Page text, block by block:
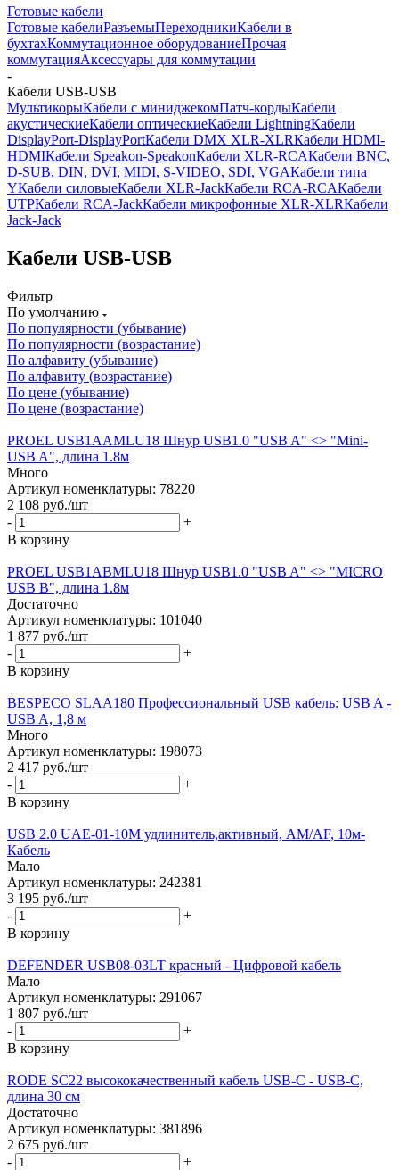
Готовые кабели
Готовые кабелиРазъемыПереходникиКабели в
бухтахКоммутационное оборудованиеПрочая
коммутацияАксессуары для коммутации
-
Кабели USB-USB
МультикорыКабели с миниджекомПатч-кордыКабели
акустическиеКабели оптическиеКабели LightningКабели
DisplayPort-DisplayPortКабели DMX XLR-XLRКабели HDMI-
HDMIКабели Speakon-SpeakonКабели XLR-RCAКабели BNC,
D-SUB, DIN, DVI, MIDI, S-VIDEO, SDI, VGAКабели типа
YКабели силовыеКабели XLR-JackКабели RCA-RCAКабели
UTPКабели RCA-JackКабели микрофонные XLR-XLRКабели
Jack-Jack
Кабели USB-USB
Фильтр
По умолчанию
По популярности (убывание)
По популярности (возрастание)
По алфавиту (убывание)
По алфавиту (возрастание)
По цене (убывание)
По цене (возрастание)
PROEL USB1AAMLU18 Шнур USB1.0 "USB A" <> "Mini-
USB A", длина 1.8м
Много
Артикул номенклатуры: 78220
2 108 руб./шт
-
+
В корзину
PROEL USB1ABMLU18 Шнур USB1.0 "USB A" <> "MICRO
USB B", длина 1.8м
Достаточно
Артикул номенклатуры: 101040
1 877 руб./шт
-
+
В корзину
BESPECO SLAA180 Профессиональный USB кабель: USB A -
USB A, 1,8 м
Много
Артикул номенклатуры: 198073
2 417 руб./шт
-
+
В корзину
USB 2.0 UAE-01-10M удлинитель,активный, AM/AF, 10м-
Кабель
Мало
Артикул номенклатуры: 242381
3 195 руб./шт
-
+
В корзину
DEFENDER USB08-03LT красный - Цифровой кабель
Мало
Артикул номенклатуры: 291067
1 807 руб./шт
-
+
В корзину
RODE SC22 высококачественный кабель USB-C - USB-C,
длина 30 см
Достаточно
Артикул номенклатуры: 381896
2 675 руб./шт
-
+